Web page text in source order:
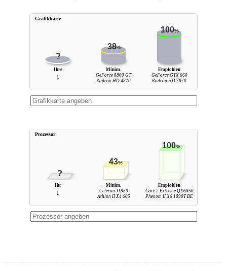
?
38%
100%
Ihre
↓
Minim.
GeForce 8800 GT
Radeon HD 4870
Empfohlen
GeForce GTX 660
Radeon HD 7870
Grafikkarte
?
43%
100%
Ihr
↓
Minim.
Celeron J1850
Athlon II X4 605
Empfohlen
Core 2 Extreme QX6850
Phenom II X6 1090T BE
Prozessor